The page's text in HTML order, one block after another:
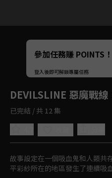
Unmute
如有不便請見諒
參加任務賺 POINTS！
登入後即可解鎖專屬任務
DEVILSLINE 惡魔戰線
已完結 / 共 12 集
故事設定在一個吸血鬼和人類共
平彩紗所在的地區發生了連續吸